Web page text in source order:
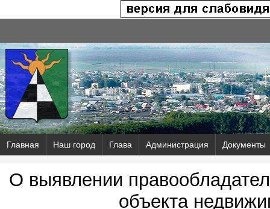
Главная Наш город Глава Администрация Документы
О выявлении
объекта